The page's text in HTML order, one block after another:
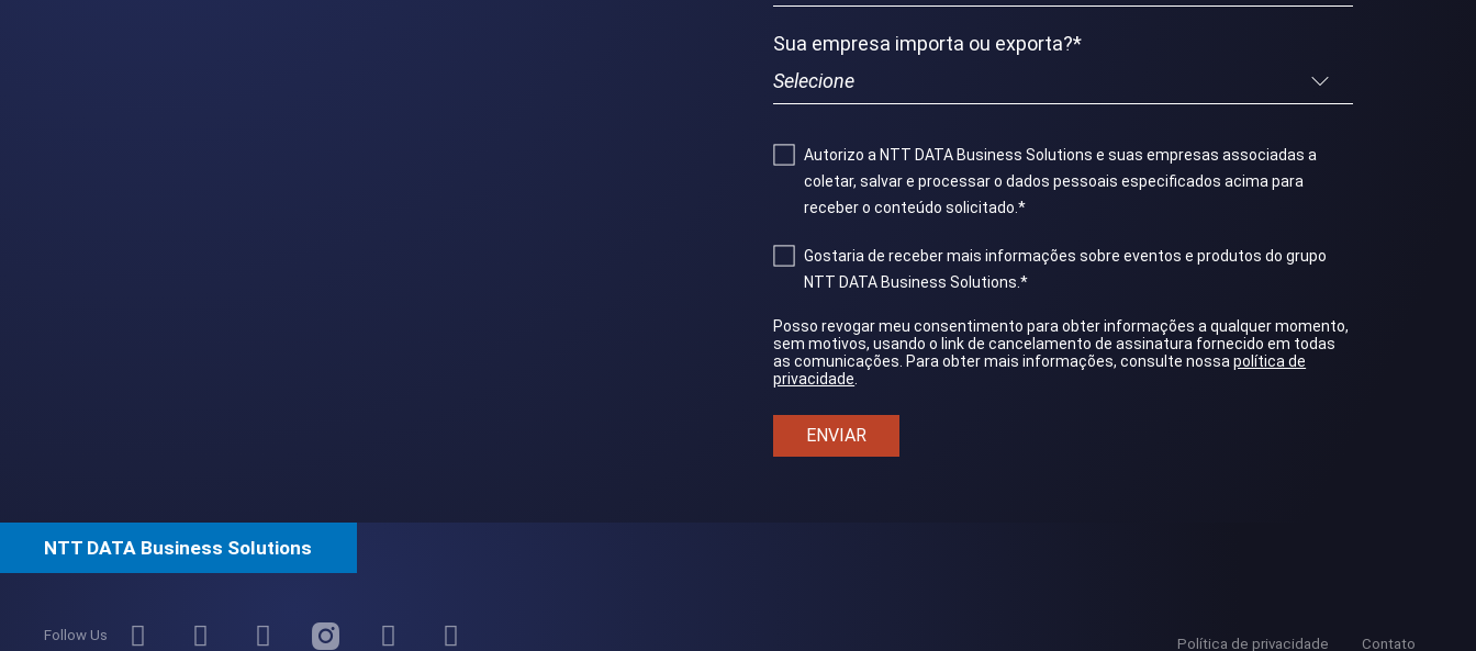
Sua empresa importa ou exporta?*
Autorizo ​​a NTT DATA Business Solutions e suas empresas associadas a
coletar, salvar e processar o dados pessoais especificados acima para
receber o conteúdo solicitado.*
Gostaria de receber mais informações sobre eventos e produtos do grupo
NTT DATA Business Solutions.*
Posso revogar meu consentimento para obter informações a qualquer momento,
sem motivos, usando o link de cancelamento de assinatura fornecido em todas
as comunicações. Para obter mais informações, consulte nossapolítica de
privacidade
NTT DATA Business Solutions
Follow Us Política de privacidade Contato